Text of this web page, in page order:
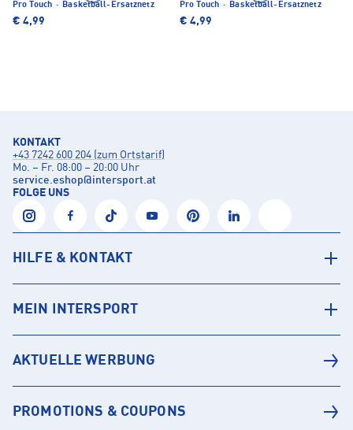
Pro Touch · Basketball-Ersatznetz
€ 4,99
Pro Touch · Basketball-Ersatznetz
€ 4,99
KONTAKT
+43 7242 600 204 (zum Ortstarif)
Mo. – Fr. 08:00 – 20:00 Uhr
service.eshop@intersport.at
FOLGE UNS
HILFE & KONTAKT
MEIN INTERSPORT
AKTUELLE WERBUNG
PROMOTIONS & COUPONS